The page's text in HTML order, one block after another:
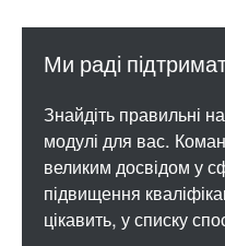
Знайдіть правильні
модулі для вас.
великим досвідом у
підвищення
цікавить, у списку